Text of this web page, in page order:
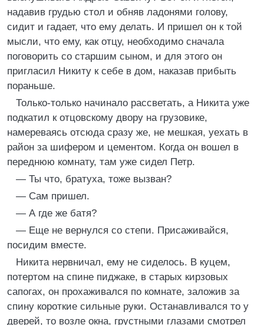
надавив грудью стол и обняв ладонями голову,
сидит и гадает, что ему делать. И пришел он к той
мысли, что ему, как отцу, необходимо сначала
поговорить со старшим сыном, и для этого он
пригласил Никиту к себе в дом, наказав прибыть
пораньше.
Только-только начинало рассветать, а Никита уже
подкатил к отцовскому двору на грузовике,
намереваясь отсюда сразу же, не мешкая, уехать в
район за шифером и цементом. Когда он вошел в
переднюю комнату, там уже сидел Петр.
— Ты что, братуха, тоже вызван?
— Сам пришел.
— А где же батя?
— Еще не вернулся со степи. Присаживайся,
посидим вместе.
Никита нервничал, ему не сиделось. В куцем,
потертом на спине пиджаке, в старых кирзовых
сапогах, он прохаживался по комнате, заложив за
спину короткие сильные руки. Останавливался то у
дверей, то возле окна, грустными глазами смотрел